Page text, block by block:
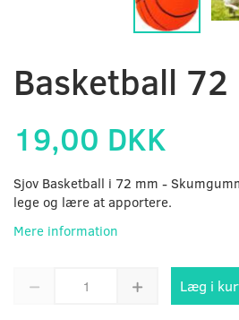
Basketball 72
19,00 DKK
Sjov Basketball i 72 mm -
lege og lære at apportere.
Mere information
Læg i